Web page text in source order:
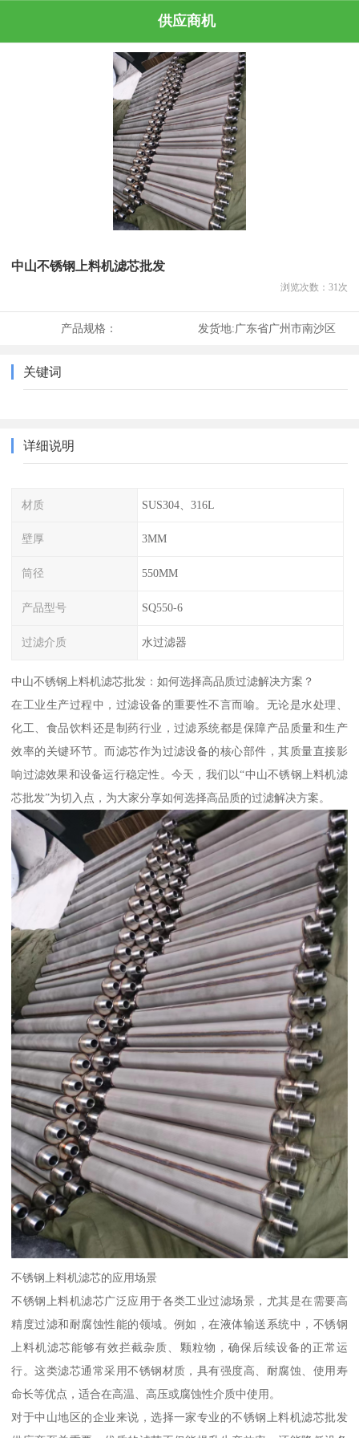
供应商机
中山不锈钢上料机滤芯批发
浏览次数： 31 次
产品规格： 发货地:广东省广州市南沙区
关键词
详细说明
材质 SUS304、316L
壁厚 3MM
筒径 550MM
产品型号 SQ550-6
过滤介质 水过滤器
中山不锈钢上料机滤芯批发：如何选择高品质过滤解决方案？
在工业生产过程中，过滤设备的重要性不言而喻。无论是水处理、
化工、食品饮料还是制药行业，过滤系统都是保障产品质量和生产
效率的关键环节。而滤芯作为过滤设备的核心部件，其质量直接影
响过滤效果和设备运行稳定性。今天，我们以“中山不锈钢上料机滤
芯批发”为切入点，为大家分享如何选择高品质的过滤解决方案。
不锈钢上料机滤芯的应用场景
不锈钢上料机滤芯广泛应用于各类工业过滤场景，尤其是在需要高
精度过滤和耐腐蚀性能的领域。例如，在液体输送系统中，不锈钢
上料机滤芯能够有效拦截杂质、颗粒物，确保后续设备的正常运
行。这类滤芯通常采用不锈钢材质，具有强度高、耐腐蚀、使用寿
命长等优点，适合在高温、高压或腐蚀性介质中使用。
对于中山地区的企业来说，选择一家专业的不锈钢上料机滤芯批发